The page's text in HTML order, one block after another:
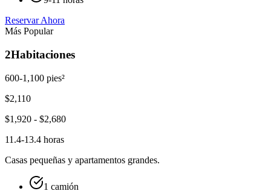
Reservar Ahora
Más Popular
2Habitaciones
600-1,100 pies²
$2,110
$1,920 - $2,680
11.4-13.4 horas
Casas pequeñas y apartamentos grandes.
1 camión